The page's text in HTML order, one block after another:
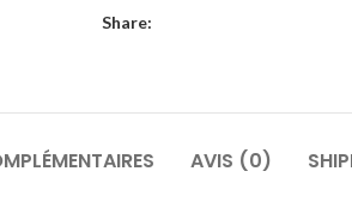
Share:
AVIS (0)